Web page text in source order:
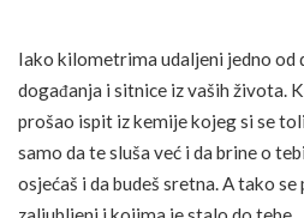
Iako kilometrima udaljeni jedno od
događanja i sitnice iz vaših života.
prošao ispit iz kemije kojeg si se
samo da te sluša već i da brine o
osjećaš i da budeš sretna. A tako